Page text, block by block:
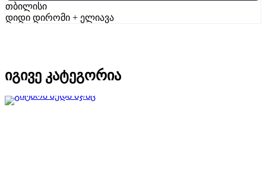
თბილისი
დიდი დირომი + ელიავა
იგივე კატეგორია